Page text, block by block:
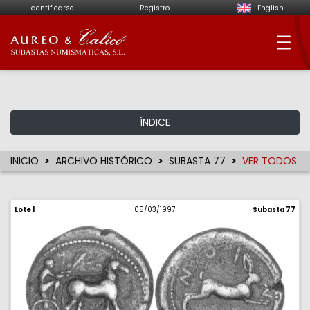
Identificarse Registro English
Aureo & Calicó -
ÍNDICE
INICIO ARCHIVO HISTÓRICO SUBASTA 77 VER TODOS
Lote 1 05/03/1997 Subasta 77